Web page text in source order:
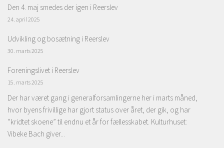
Den 4. maj smedes der igen i Reerslev
24. april 2025
Udvikling og bosætning i Reerslev
30. marts 2025
Foreningslivet i Reerslev
15. marts 2025
Der har været gang i generalforsamlingerne her i marts måned,
hvor byens frivillige har gjort status over året, der gik, og har
“kridtet skoene” til endnu et år for fællesskabet. Kulturhuset:
Vibeke Bach giver...